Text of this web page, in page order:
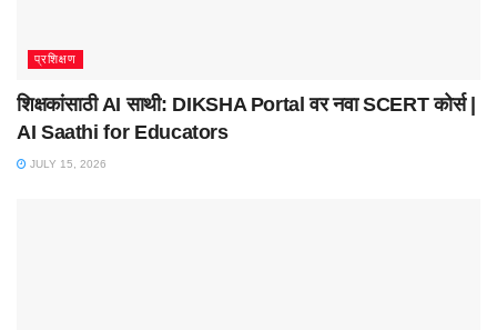
प्रशिक्षण
शिक्षकांसाठी AI साथी: DIKSHA Portal वर नवा SCERT कोर्स |
AI Saathi for Educators
JULY 15, 2026